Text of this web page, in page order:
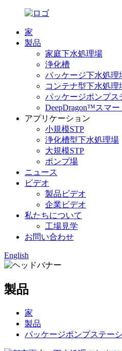
家
製品
家庭下水処理場
浄化槽
パッケージ下水処理
コンテナ型下水処理
パッケージポンプス
DeepDragon™スマー
アプリケーション
小規模STP
浄化槽型下水処理場
大規模STP
ポンプ場
ニュース
ビデオ
製品ビデオ
企業ビデオ
私たちについて
工場見学
お問い合わせ
English
製品
家
製品
パッケージポンプステー